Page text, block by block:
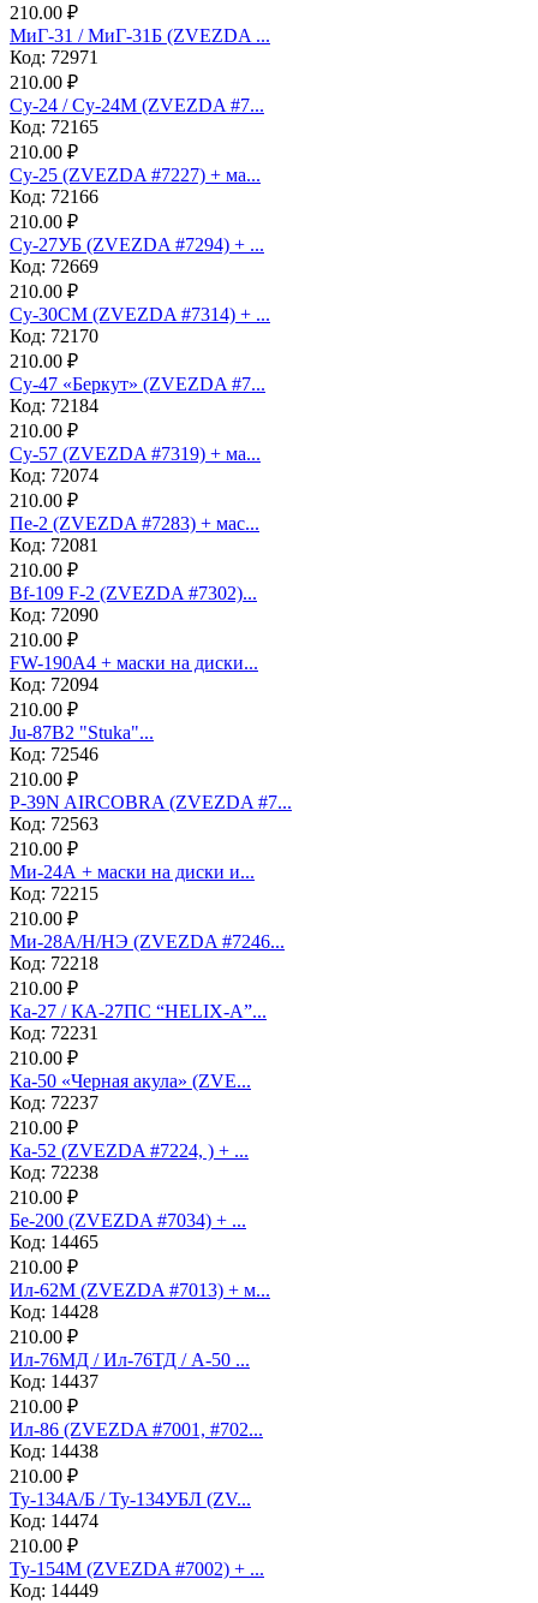
210.00 ₽
МиГ-31 / МиГ-31Б (ZVEZDA ...
Код: 72971
210.00 ₽
Су-24 / Су-24М (ZVEZDA #7...
Код: 72165
210.00 ₽
Су-25 (ZVEZDA #7227) + ма...
Код: 72166
210.00 ₽
Су-27УБ (ZVEZDA #7294) + ...
Код: 72669
210.00 ₽
Су-30СМ (ZVEZDA #7314) + ...
Код: 72170
210.00 ₽
Су-47 «Беркут» (ZVEZDA #7...
Код: 72184
210.00 ₽
Су-57 (ZVEZDA #7319) + ма...
Код: 72074
210.00 ₽
Пе-2 (ZVEZDA #7283) + мас...
Код: 72081
210.00 ₽
Bf-109 F-2 (ZVEZDA #7302)...
Код: 72090
210.00 ₽
FW-190A4 + маски на диски...
Код: 72094
210.00 ₽
Ju-87B2 "Stuka"...
Код: 72546
210.00 ₽
P-39N AIRCOBRA (ZVEZDA #7...
Код: 72563
210.00 ₽
Ми-24А + маски на диски и...
Код: 72215
210.00 ₽
Ми-28А/Н/НЭ (ZVEZDA #7246...
Код: 72218
210.00 ₽
Ка-27 / КА-27ПС “HELIX-A”...
Код: 72231
210.00 ₽
Ка-50 «Черная акула» (ZVE...
Код: 72237
210.00 ₽
Ка-52 (ZVEZDA #7224, ) + ...
Код: 72238
210.00 ₽
Бе-200 (ZVEZDA #7034) + ...
Код: 14465
210.00 ₽
Ил-62М (ZVEZDA #7013) + м...
Код: 14428
210.00 ₽
Ил-76МД / Ил-76ТД / А-50 ...
Код: 14437
210.00 ₽
Ил-86 (ZVEZDA #7001, #702...
Код: 14438
210.00 ₽
Ту-134А/Б / Ту-134УБЛ (ZV...
Код: 14474
210.00 ₽
Ту-154М (ZVEZDA #7002) + ...
Код: 14449